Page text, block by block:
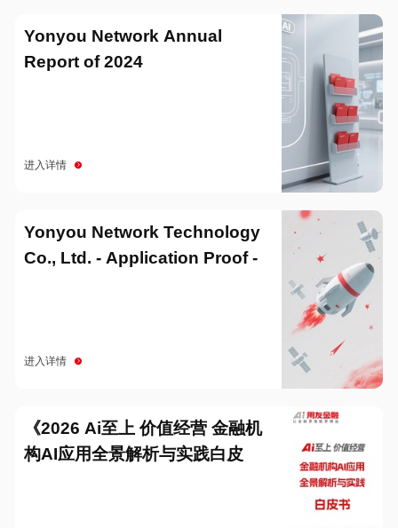
Yonyou Network Annual
Report of 2024
进入详情
Yonyou Network Technology
Co., Ltd. - Application Proof -
进入详情
《2026 Ai至上 价值经营 金融机
构AI应用全景解析与实践白皮